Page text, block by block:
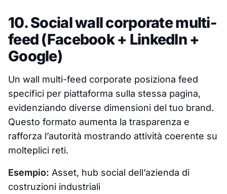
10. Social wall corporate multi-
feed (Facebook + LinkedIn +
Google)
Un wall multi-feed corporate posiziona feed
specifici per piattaforma sulla stessa pagina,
evidenziando diverse dimensioni del tuo brand.
Questo formato aumenta la trasparenza e
rafforza l’autorità mostrando attività coerente su
molteplici reti.
Esempio: Asset, hub social dell’azienda di
costruzioni industriali